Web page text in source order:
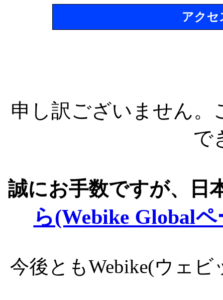
アクセ
申し訳ございません
で
誠にお手数ですが、日
ら(Webike Global
今後ともWebike(ウェ